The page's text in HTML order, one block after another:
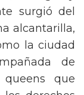
surgió del
alcantarilla,
la ciudad
de
que